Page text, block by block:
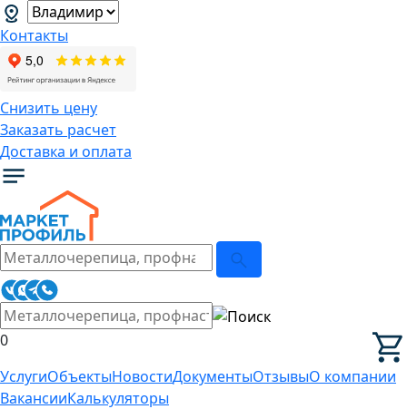
Контакты
Снизить цену
Заказать расчет
Доставка и оплата
0
УслугиОбъектыНовостиДокументыОтзывыО компании
ВакансииКалькуляторы